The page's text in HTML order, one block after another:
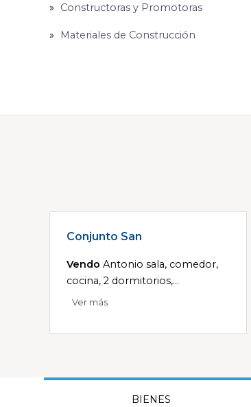
Constructoras y Promotoras
Materiales de Construcción
Conjunto San
Vendo Antonio sala, comedor,
cocina, 2 dormitorios,...
Ver más
BIENES